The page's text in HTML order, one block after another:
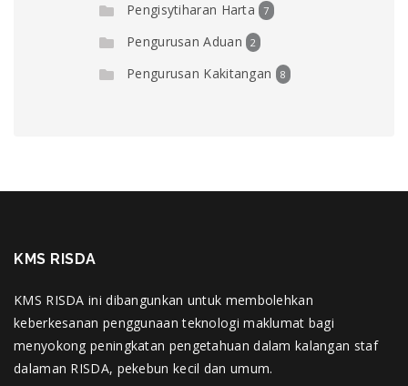
Pengisytiharan Harta 7
Pengurusan Aduan 2
Pengurusan Kakitangan 8
KMS RISDA
KMS RISDA ini dibangunkan untuk membolehkan
keberkesanan penggunaan teknologi maklumat bagi
menyokong peningkatan pengetahuan dalam kalangan staf
dalaman RISDA, pekebun kecil dan umum.